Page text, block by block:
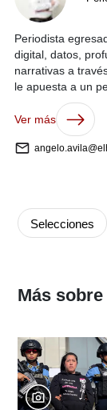
Periodista
digital, datos,
narrativas a
le apuesta a un
Ver más
Selecciones
Más